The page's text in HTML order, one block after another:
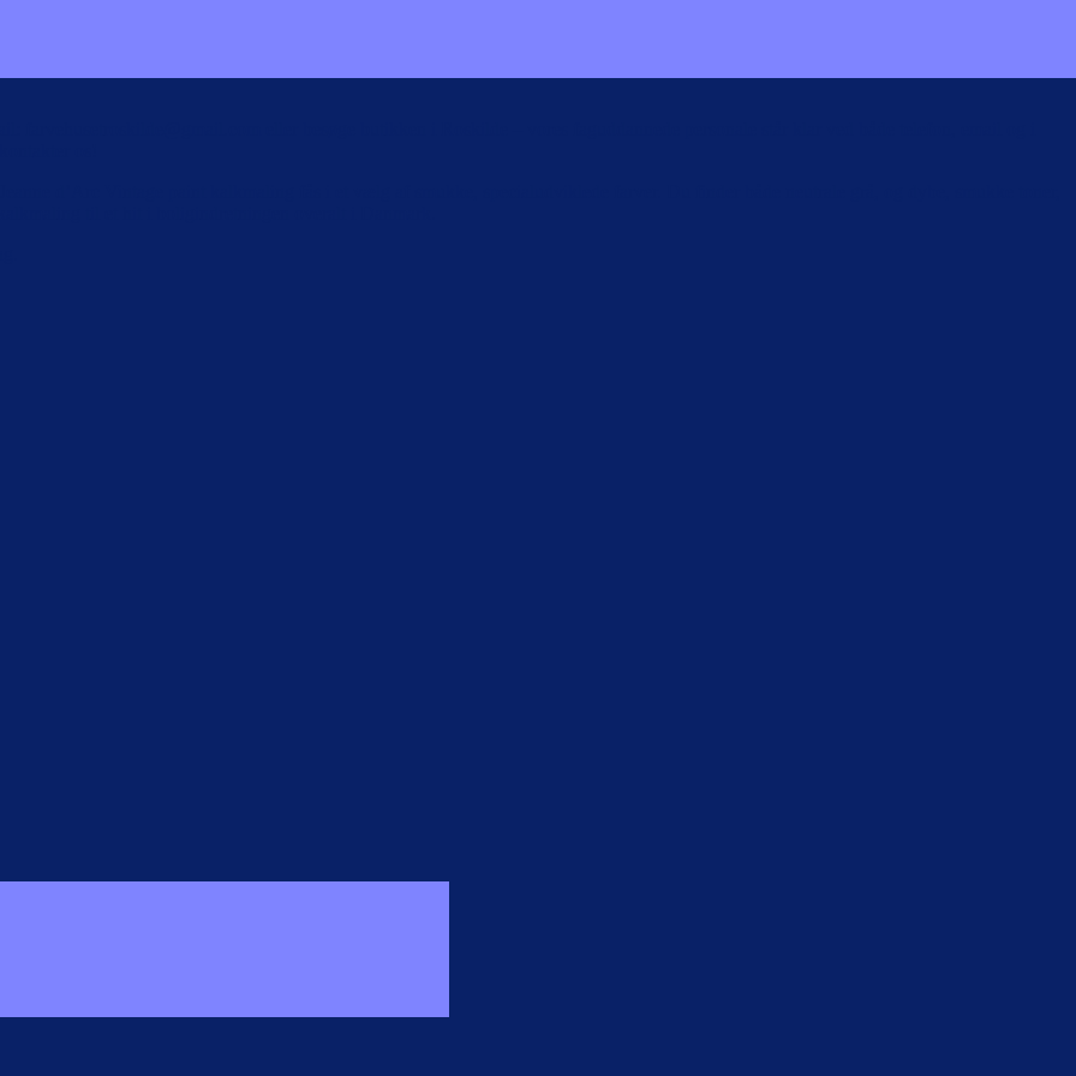
farvehusetroskilde@gmail.com eller besøge butikken i Roskilde – vores faguddannede personale står klar ved både telefon, email og i
os!
d’Arc Vintage paint kalkmaling fås i et vælg af smukke, specialudviklede farver. Du finder både neutrale grå, og dybe, smukke toner,
til et hit i boligindretningen overalt i Danmark.